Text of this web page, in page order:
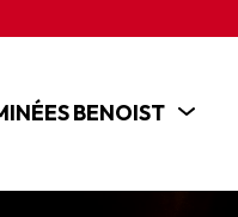
BENOIST